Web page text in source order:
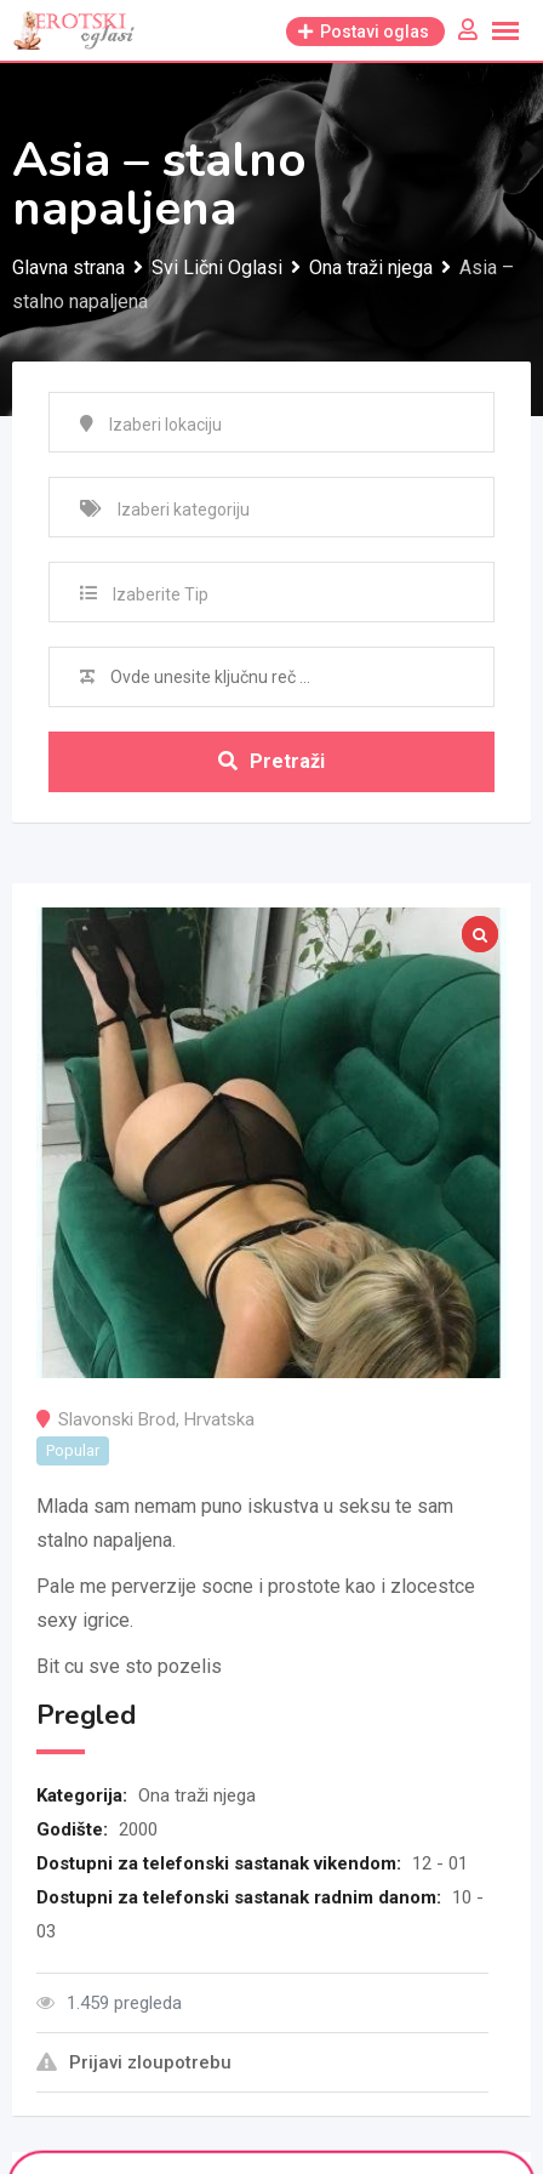
Skip
to
Postavi oglas
Asia – stalno
napaljena
Glavna strana Svi Lični Oglasi Ona traži njega
Asia –
stalno napaljena
Izaberite Tip
Pretraži
Slavonski Brod, Hrvatska
Popular
Mlada sam nemam puno iskustva u seksu te sam
stalno napaljena.
Pale me perverzije socne i prostote kao i zlocestce
sexy igrice.
Bit cu sve sto pozelis
Pregled
Kategorija: Ona traži njega
Godište: 2000
Dostupni za telefonski sastanak vikendom:
12 - 01
Dostupni za telefonski sastanak radnim danom:
10 -
03
1.459 pregleda
Prijavi zloupotrebu